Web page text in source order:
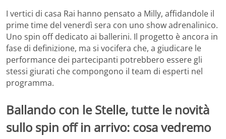
I vertici di casa Rai hanno pensato a Milly, affidandole il
prime time del venerdì sera con uno show adrenalinico.
Uno spin off dedicato ai ballerini. Il progetto è ancora in
fase di definizione, ma si vocifera che, a giudicare le
performance dei partecipanti potrebbero essere gli
stessi giurati che compongono il team di esperti nel
programma.
Ballando con le Stelle, tutte le novità
sullo spin off in arrivo: cosa vedremo